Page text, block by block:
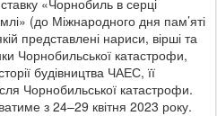
«Чорнобиль в серці
(до Міжнародного дня пам’яті
представлені нариси, вірші та
Чорнобильської катастрофи,
будівництва ЧАЕС, її
Чорнобильської катастрофи.
з 24–29 квітня 2023 року.